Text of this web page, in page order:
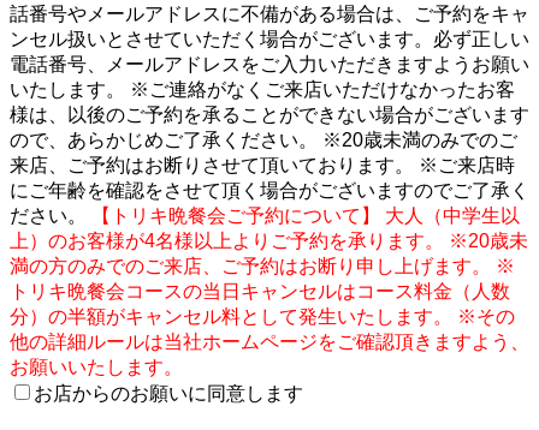
話番号やメールアドレスに不備がある場合は、ご予約をキャ
ンセル扱いとさせていただく場合がございます。必ず正しい
電話番号、メールアドレスをご入力いただきますようお願い
いたします。 ※ご連絡がなくご来店いただけなかったお客
様は、以後のご予約を承ることができない場合がございます
ので、あらかじめご了承ください。 ※20歳未満のみでのご
来店、ご予約はお断りさせて頂いております。 ※ご来店時
にご年齢を確認をさせて頂く場合がございますのでご了承く
ださい。
【トリキ晩餐会ご予約について】 大人（中学生以
上）のお客様が4名様以上よりご予約を承ります。 ※20歳未
満の方のみでのご来店、ご予約はお断り申し上げます。 ※
トリキ晩餐会コースの当日キャンセルはコース料金（人数
分）の半額がキャンセル料として発生いたします。 ※その
他の詳細ルールは当社ホームページをご確認頂きますよう、
お願いいたします。
お店からのお願いに同意します